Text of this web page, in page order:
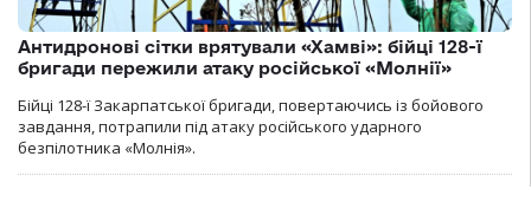
Антидронові сітки врятували «Хамві»: бійці 128-ї
бригади пережили атаку російської «Молнії»
Бійці 128-ї Закарпатської бригади, повертаючись із бойового
завдання, потрапили під атаку російського ударного
безпілотника «Молнія».